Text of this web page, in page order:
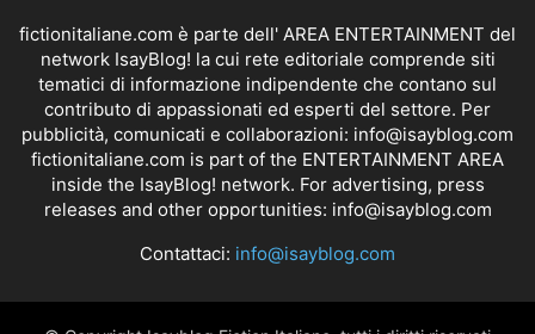
fictionitaliane.com è parte dell' AREA ENTERTAINMENT del
network IsayBlog! la cui rete editoriale comprende siti
tematici di informazione indipendente che contano sul
contributo di appassionati ed esperti del settore. Per
pubblicità, comunicati e collaborazioni: info@isayblog.com
fictionitaliane.com is part of the ENTERTAINMENT AREA
inside the IsayBlog! network. For advertising, press
releases and other opportunities: info@isayblog.com
Contattaci: info@isayblog.com